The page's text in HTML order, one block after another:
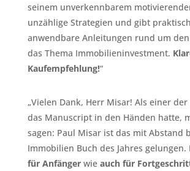
seinem unverkennbarem
unzählige Strategien und gibt
anwendbare Anleitungen rund um
das Thema Immobilieninvestment.
Kaufempfehlung!“
„Vielen Dank, Herr Misar! Als einer
das Manuscript in den Händen hatte,
sagen: Paul Misar ist das mit Abstand
Immobilien Buch des Jahres gelungen.
für Anfängerwie auch für